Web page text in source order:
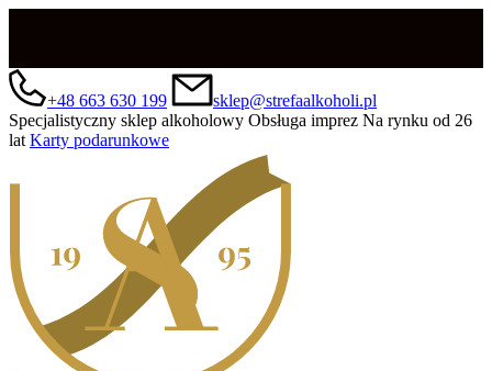
+48 663 630 199
sklep@strefaalkoholi.pl
Specjalistyczny sklep alkoholowy Obsługa imprez Na rynku od 26
lat Karty podarunkowe